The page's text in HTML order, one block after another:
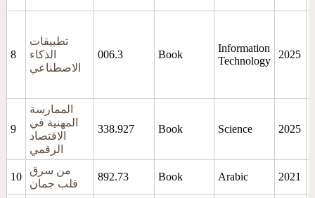
8
تطبيقات
الذكاء
الاصطناعي
006.3 Book
Information
Technology
2025
9
الممارسة
المهنية في
الاقتصاد
الرقمي
338.927 Book Science 2025
10
من سرق
قلب جمان
892.73 Book Arabic 2021